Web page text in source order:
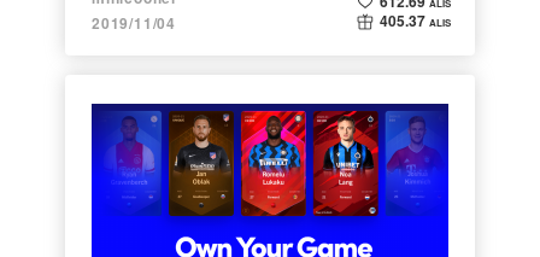
2019/11/04
ALIS
405.37 ALIS